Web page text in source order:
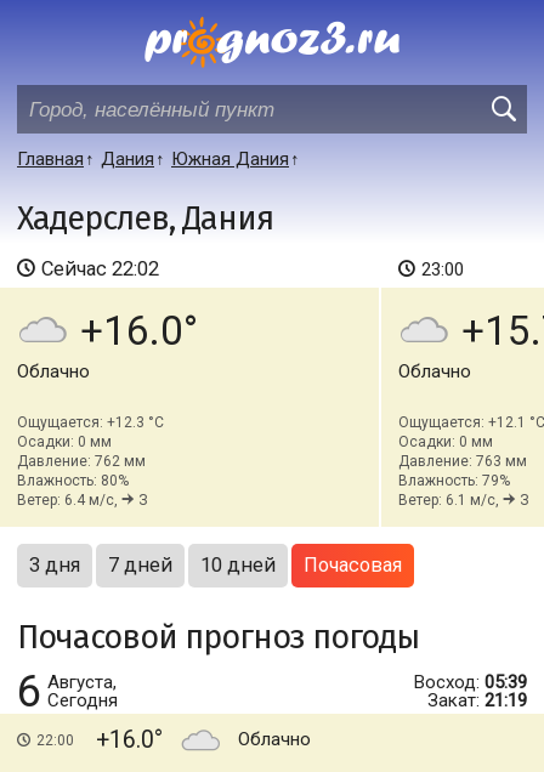
Главная Дания Южная Дания
Хадерслев, Дания
Сейчас 22:02
+16.0
Облачно
Ощущается: +12.3 °C
Осадки: 0 мм
Давление: 762 мм
Влажность: 80%
Ветер: 6.4 м/с,
З
23:00
Облачно
Ощущается: +12.1 °C
Осадки: 0 мм
Давление: 763 мм
Влажность: 79%
Ветер: 6.1 м/с,
З
3 дня 7 дней 10 дней Почасовая
Почасовой прогноз погоды
6 Августа,
Сегодня
Восход: 05:39
Закат: 21:19
22:00 +16.0 Облачно